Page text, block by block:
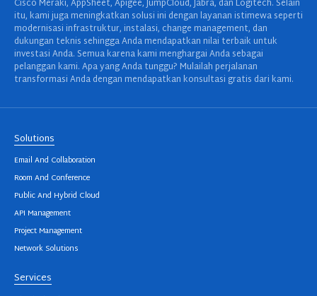
Cisco Meraki, AppSheet, Apigee, JumpCloud, Jabra, dan Logitech. Selain
itu, kami juga meningkatkan solusi ini dengan layanan istimewa seperti
modernisasi infrastruktur, instalasi, change management, dan
dukungan teknis sehingga Anda mendapatkan nilai terbaik untuk
investasi Anda. Semua karena kami menghargai Anda sebagai
pelanggan kami. Apa yang Anda tunggu? Mulailah perjalanan
transformasi Anda dengan mendapatkan konsultasi gratis dari kami.
Solutions
Email And Collaboration
Room And Conference
Public And Hybrid Cloud
API Management
Project Management
Network Solutions
Services